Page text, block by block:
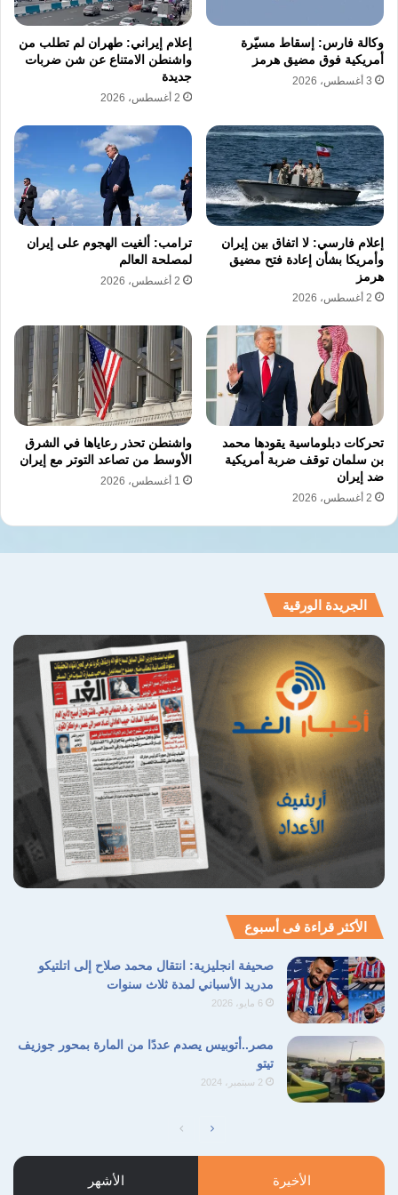
وكالة فارس: إسقاط مسيّرة
أمريكية فوق مضيق هرمز
3 أغسطس، 2026
إعلام إيراني: طهران لم تطلب من
واشنطن الامتناع عن شن ضربات
جديدة
2 أغسطس، 2026
إعلام فارسي: لا اتفاق بين إيران
وأمريكا بشأن إعادة فتح مضيق
هرمز
2 أغسطس، 2026
ترامب: ألغيت الهجوم على إيران
لمصلحة العالم
2 أغسطس، 2026
تحركات دبلوماسية يقودها محمد
بن سلمان توقف ضربة أمريكية
ضد إيران
2 أغسطس، 2026
واشنطن تحذر رعاياها في الشرق
الأوسط من تصاعد التوتر مع إيران
1 أغسطس، 2026
الجريدة الورقية
الأكثر قراءة فى أسبوع
صحيفة انجليزية: انتقال محمد صلاح إلى اتلتيكو
مدريد الأسباني لمدة ثلاث سنوات
6 مايو، 2026
مصر..أتوبيس يصدم عددًا من المارة بمحور جوزيف
تيتو
2 سبتمبر، 2024
الصفحة
السابقة
الصفحة
التالية
الأخيرة الأشهر